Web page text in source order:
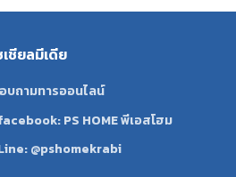
เชียลมีเดีย
บถามทารออนไลน์
PS HOME พีเอสโฮม
@pshomekrabi